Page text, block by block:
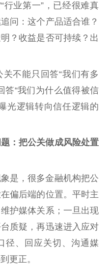
行业第一”，已经很难真
问：这个产品适合谁？
？收益是否可持续？出
关不能只回答“我们有多
答“我们为什么值得被信
光逻辑转向信任逻辑的
：把公关做成风险处置
是，很多金融机构把公
偏后端的位置。 平时主
护媒体关系；一旦出现
台 质疑，再迅速进入应对
径、回应关切、沟通媒
更正。